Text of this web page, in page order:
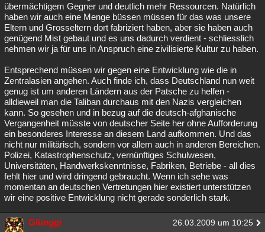
übermächtigem Gegner und deutlich mehr Ressourcen. Natürlich
haben wir auch eine Menge büssen müssen für das was unsere
Eltern und Grosseltern dort fabriziert haben, aber sie haben auch
genügend Mist gebaut und es uns dadurch verdient - schliesslich
nehmen wir ja für uns in Anspruch eine zivilisierte Kultur zu haben.
Entsprechend müssen wir gegen eine Entwicklung wie die in
Zentralasien angehen. Auch finde ich, dass Deutschland nun weit
genug ist um anderen Ländern aus der Patsche zu helfen -
alldieweil man die Taliban durchaus mit den Nazis vergleichen
kann. So gesehen und in bezug auf die deutsch-afghanische
Vergangenheit müsste von deutscher Seite her ohne Aufforderung
ein besonderes Interesse an diesem Land aufkommen. Und das
nicht nur militärisch, sondern vor allem auch in anderen Bereichen.
Polizei, Katastrophenschutz, vernünftiges Schulwesen,
Universitäten, Handwerkskenntnisse, Fabriken, Betriebe - all dies
fehlt hier und wird dringend gebraucht. Wenn ich sehe was
momentan an deutschen Vertretungen hier existiert unterstützen
wir eine positive Entwicklung nicht gerade sonderlich stark.
Glünggi 26.03.2009 um 10:25